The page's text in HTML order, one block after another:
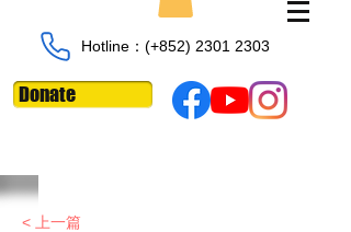
Hotline：​​(+852) 2301 2303
Donate
< 上一篇